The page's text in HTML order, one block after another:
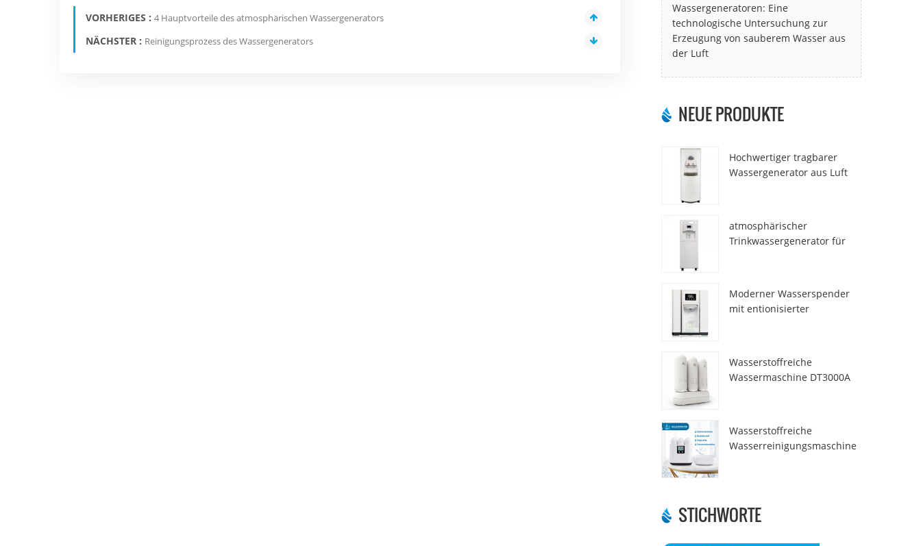
VORHERIGES : 4 Hauptvorteile des atmosphärischen Wassergenerators
NÄCHSTER : Reinigungsprozess des Wassergenerators
Wassergeneratoren: Eine
technologische Untersuchung zur
Erzeugung von sauberem Wasser aus
der Luft
NEUE PRODUKTE
Hochwertiger tragbarer
Wassergenerator aus Luft
atmosphärischer
Trinkwassergenerator für
Moderner Wasserspender
mit entionisierter
Wasserstoffreiche
Wassermaschine DT3000A
Wasserstoffreiche
Wasserreinigungsmaschine
STICHWORTE